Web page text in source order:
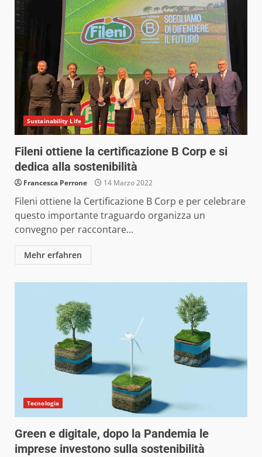
Sustainability Life
Fileni ottiene la certificazione B Corp e si
dedica alla sostenibilità
Francesca Perrone 14 Marzo 2022
Fileni ottiene la Certificazione B Corp e per celebrare
questo importante traguardo organizza un
convegno per raccontare...
Mehr erfahren
Tecnologia
Green e digitale, dopo la Pandemia le
imprese investono sulla sostenibilità